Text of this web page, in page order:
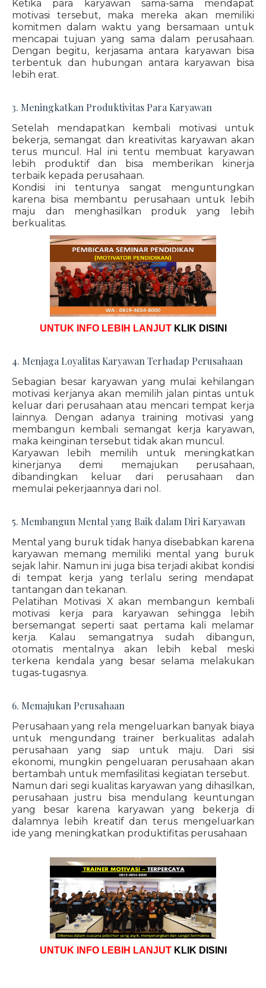
Ketika para karyawan sama-sama mendapat
motivasi tersebut, maka mereka akan memiliki
komitmen dalam waktu yang bersamaan untuk
mencapai tujuan yang sama dalam perusahaan.
Dengan begitu, kerjasama antara karyawan bisa
terbentuk dan hubungan antara karyawan bisa
lebih erat.
3. Meningkatkan Produktivitas Para Karyawan
Setelah mendapatkan kembali motivasi untuk
bekerja, semangat dan kreativitas karyawan akan
terus muncul. Hal ini tentu membuat karyawan
lebih produktif dan bisa memberikan kinerja
terbaik kepada perusahaan.
Kondisi ini tentunya sangat menguntungkan
karena bisa membantu perusahaan untuk lebih
maju dan menghasilkan produk yang lebih
berkualitas.
UNTUK INFO LEBIH LANJUT KLIK DISINI
4. Menjaga Loyalitas Karyawan Terhadap Perusahaan
Sebagian besar karyawan yang mulai kehilangan
motivasi kerjanya akan memilih jalan pintas untuk
keluar dari perusahaan atau mencari tempat kerja
lainnya. Dengan adanya training motivasi yang
membangun kembali semangat kerja karyawan,
maka keinginan tersebut tidak akan muncul.
Karyawan lebih memilih untuk meningkatkan
kinerjanya demi memajukan perusahaan,
dibandingkan keluar dari perusahaan dan
memulai pekerjaannya dari nol.
5. Membangun Mental yang Baik dalam Diri Karyawan
Mental yang buruk tidak hanya disebabkan karena
karyawan memang memiliki mental yang buruk
sejak lahir. Namun ini juga bisa terjadi akibat kondisi
di tempat kerja yang terlalu sering mendapat
tantangan dan tekanan.
Pelatihan Motivasi X akan membangun kembali
motivasi kerja para karyawan sehingga lebih
bersemangat seperti saat pertama kali melamar
kerja. Kalau semangatnya sudah dibangun,
otomatis mentalnya akan lebih kebal meski
terkena kendala yang besar selama melakukan
tugas-tugasnya.
6. Memajukan Perusahaan
Perusahaan yang rela mengeluarkan banyak biaya
untuk mengundang trainer berkualitas adalah
perusahaan yang siap untuk maju. Dari sisi
ekonomi, mungkin pengeluaran perusahaan akan
bertambah untuk memfasilitasi kegiatan tersebut.
Namun dari segi kualitas karyawan yang dihasilkan,
perusahaan justru bisa mendulang keuntungan
yang besar karena karyawan yang bekerja di
dalamnya lebih kreatif dan terus mengeluarkan
ide yang meningkatkan produktifitas perusahaan
UNTUK INFO LEBIH LANJUT KLIK DISINI